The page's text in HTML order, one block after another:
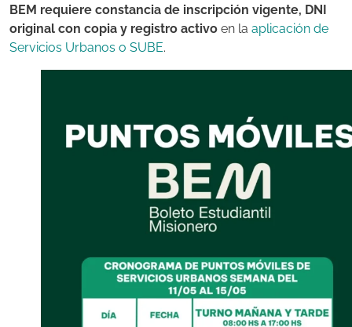
BEM requiere constancia de inscripción vigente, DNI
original con copia y registro activo en la aplicación de
Servicios Urbanos o SUBE.